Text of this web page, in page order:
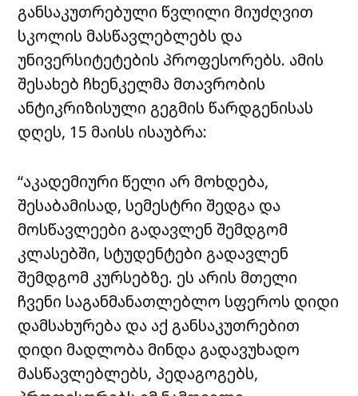
განსაკუთრებული წვლილი მიუძღვით
სკოლის მასწავლებლებს და
უნივერსიტეტების პროფესორებს. ამის
შესახებ ჩხენკელმა მთავრობის
ანტიკრიზისული გეგმის წარდგენისას
დღეს, 15 მაისს ისაუბრა:
“აკადემიური წელი არ მოხდება,
შესაბამისად, სემესტრი შედგა და
მოსწავლეები გადავლენ შემდგომ
კლასებში, სტუდენტები გადავლენ
შემდგომ კურსებზე. ეს არის მთელი
ჩვენი საგანმანათლებლო სფეროს დიდი
დამსახურება და აქ განსაკუთრებით
დიდი მადლობა მინდა გადავუხადო
მასწავლებლებს, პედაგოგებს,